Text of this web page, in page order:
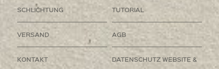
SCHLICHTUNG TUTORIAL
VERSAND AGB
KONTAKT DATENSCHUTZ WEBSITE &